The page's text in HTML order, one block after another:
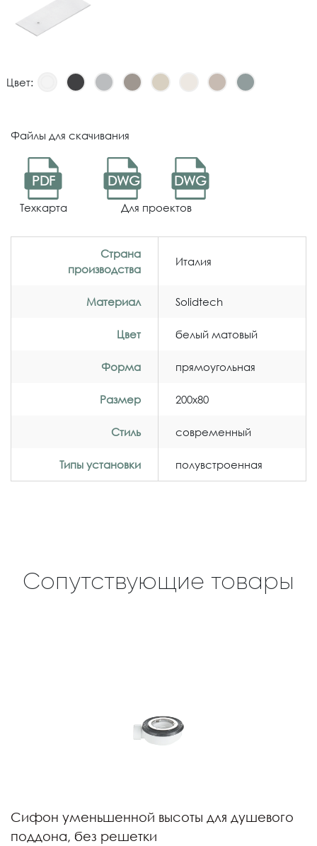
Цвет:
Файлы для скачивания
PDF
Техкарта
DWG DWG
Для проектов
Страна
производства
Италия
Материал Solidtech
Цвет белый матовый
Форма прямоугольная
Размер 200x80
Стиль современный
Типы установки полувстроенная
Сопутствующие товары
Сифон уменьшенной высоты для душевого
поддона, без решетки